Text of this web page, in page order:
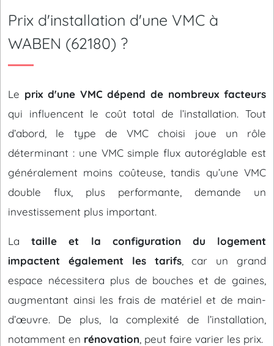
Prix d'installation d'une VMC à
WABEN (62180) ?
Le prix d'une VMC dépend de nombreux facteurs
qui influencent le coût total de l’installation. Tout
d’abord, le type de VMC choisi joue un rôle
déterminant : une VMC simple flux autoréglable est
généralement moins coûteuse, tandis qu’une VMC
double flux, plus performante, demande un
investissement plus important.
Lataille et la configuration du logement
impactent également les tarifs, car un grand
espace nécessitera plus de bouches et de gaines,
augmentant ainsi les frais de matériel et de main-
d’œuvre. De plus, la complexité de l’installation,
notamment en rénovation , peut faire varier les prix.